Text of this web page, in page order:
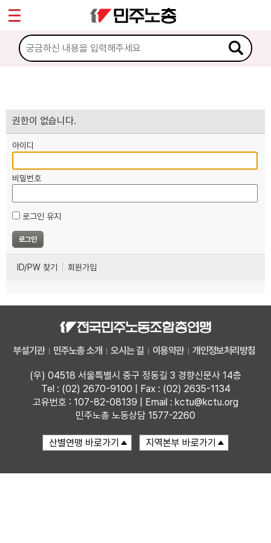
권한이 없습니다.
아이디
비밀번호
로그인 유지
ID/PW 찾기 회원가입
부설기관 민주노총 소개 오시는 길 이용약관 개인정보처리방침
(우) 04518 서울특별시 중구 정동길 3 경향신문사 14층
Tel : (02) 2670-9100 | Fax : (02) 2635-1134
고유번호 : 107-82-08139 | Email : kctu@kctu.org
민주노총 노동상담 1577-2260
마이페이지
소개
노동상담
자료
부설기관
업무